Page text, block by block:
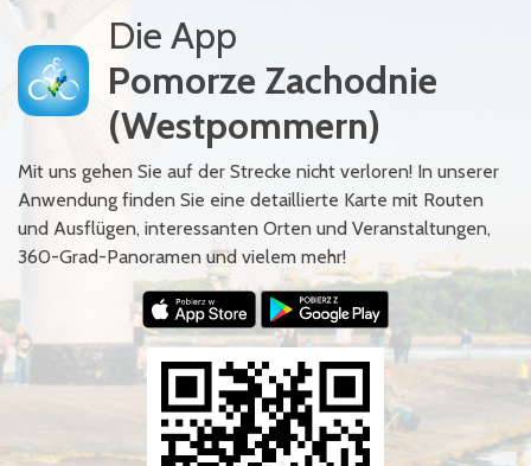
Die App
Pomorze Zachodnie
(Westpommern)
Mit uns gehen Sie auf der Strecke nicht verloren! In unserer
Anwendung finden Sie eine detaillierte Karte mit Routen
und Ausflügen, interessanten Orten und Veranstaltungen,
360-Grad-Panoramen und vielem mehr!